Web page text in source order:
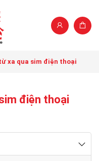
xa qua sim điện thoại
điện thoại